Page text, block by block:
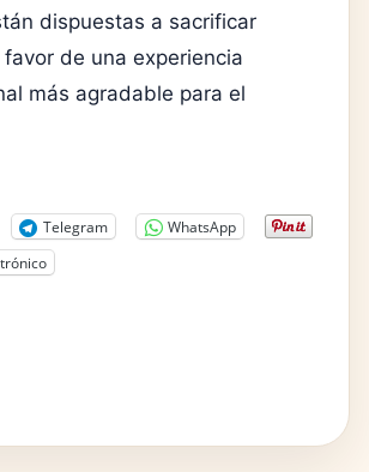
dispuestas a sacrificar
de una experiencia
más agradable para el
Telegram
WhatsApp